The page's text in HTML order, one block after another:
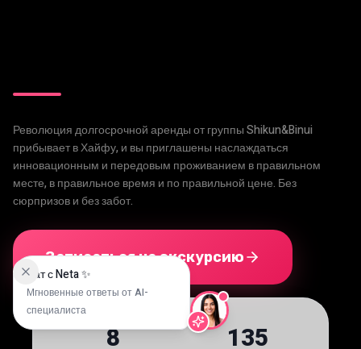
Чат с Neta ✨
Мгновенные ответы от AI-
специалиста
Революция долгосрочной аренды от группы Shikun&Binui
прибывает в Хайфу, и вы приглашены наслаждаться
инновационным и передовым проживанием в правильном
месте, в правильное время и по правильной цене. Без
сюрпризов и без забот.
Записаться на экскурсию
8 135